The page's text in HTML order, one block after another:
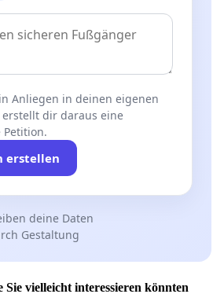
Anliegen in deinen eigenen
erstellt dir daraus eine
Petition.
erstellen
deine Daten
Gestaltung
Sie vielleicht interessieren könnten